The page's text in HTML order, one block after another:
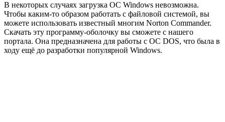
В некоторых случаях загрузка ОС Windows невозможна.
Чтобы каким-то образом работать с файловой системой, вы
можете использовать известный многим Norton Commander.
Скачать эту программу-оболочку вы сможете с нашего
портала. Она предназначена для работы с ОС DOS, что была в
ходу ещё до разработки популярной Windows.